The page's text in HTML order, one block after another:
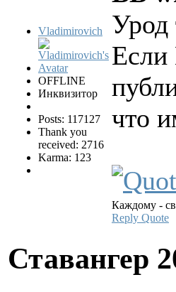
Vladimirovich
OFFLINE
Инквизитор
Posts: 117127
Thank you
received: 2716
Karma: 123
Урод
Если
что
Каждому -
Reply Quote
Ставангер